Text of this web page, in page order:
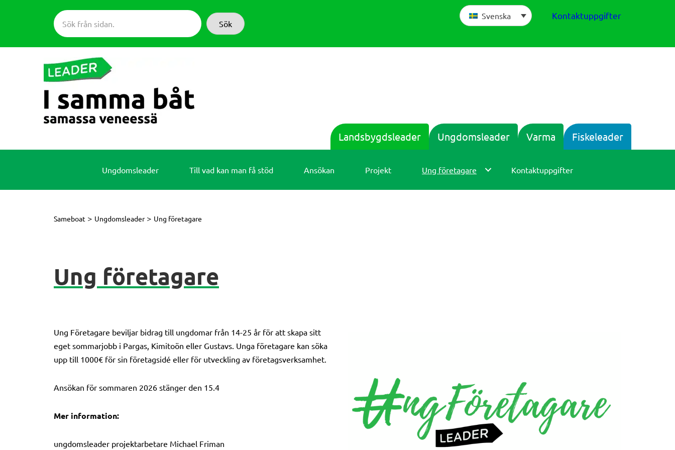
Sök
Kontaktuppgifter
Svenska
Landsbygdsleader Ungdomsleader Varma Fiskeleader
Ungdomsleader Till vad kan man få stöd Ansökan Projekt Ung företagare Kontaktuppgifter
Sameboat > Ungdomsleader> Ung företagare
Ung företagare
Ung Företagare beviljar bidrag till ungdomar från 14-25 år för att skapa sitt
eget sommarjobb i Pargas, Kimitoön eller Gustavs. Unga företagare kan söka
upp till 1000€ för sin företagsidé eller för utveckling av företagsverksamhet.
Ansökan för sommaren 2026 stänger den 15.4
Mer information:
ungdomsleader projektarbetare Michael Friman